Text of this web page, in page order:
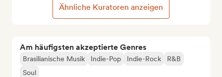
Am häufigsten akzeptierte Genres
Brasilianische Musik Indie-Pop Indie-Rock
R&B
Soul
Ähnliche Kuratoren anzeigen